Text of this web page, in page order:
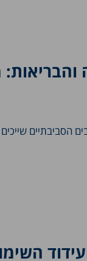
בדו"ח מצב המדינה לשנת 2025: